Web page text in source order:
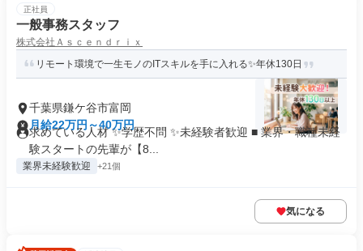
正社員
一般事務スタッフ
株式会社Ａｓｃｅｎｄｒｉｘ
リモート環境で一生モノのITスキルを手に入れる✨年休130日
千葉県鎌ケ谷市富岡
月給22万円～40万円
求めている人材 ✨学歴不問 ✨未経験者歓迎 ■ 業界・職種未経
験スタートの先輩が【8...
業界未経験歓迎 +21個
気になる